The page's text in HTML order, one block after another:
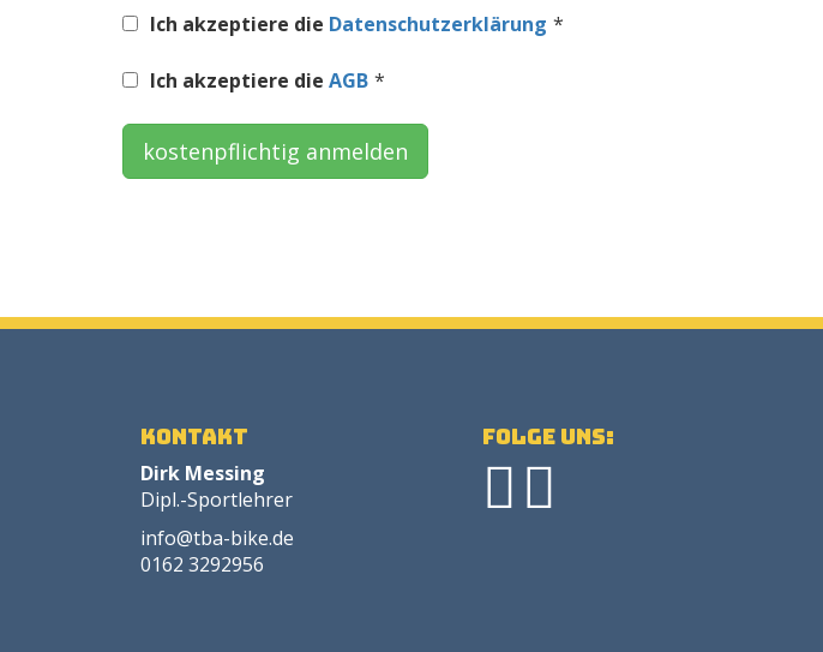
Ich akzeptiere die Datenschutzerklärung *
Ich akzeptiere die AGB *
kostenpflichtig anmelden
Kontakt
Dirk Messing
Dipl.-Sportlehrer
info@tba-bike.de
0162 3292956
Folge uns: